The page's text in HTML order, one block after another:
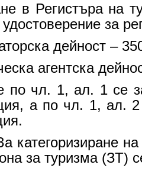
в Регистъра на
за
дейност –
агентска
по чл. 1, ал. 1 се
а по чл. 1, ал.
категоризиране
за туризма (ЗТ)